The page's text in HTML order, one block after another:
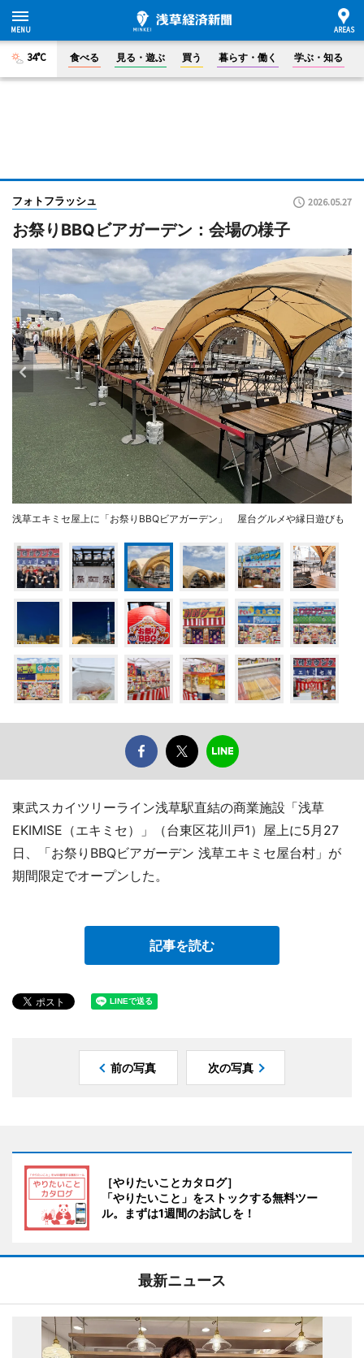
34°C 食べる 見る・遊ぶ 買う 暮らす・働く 学ぶ・知る
フォトフラッシュ 2026.05.27
お祭りBBQビアガーデン：会場の様子
浅草エキミセ屋上に「お祭りBBQビアガーデン」 屋台グルメや縁日遊びも
東武スカイツリーライン浅草駅直結の商業施設「浅草
EKIMISE（エキミセ）」（台東区花川戸1）屋上に5月27
日、「お祭りBBQビアガーデン 浅草エキミセ屋台村」が
期間限定でオープンした。
記事を読む
前の写真 次の写真
［やりたいことカタログ］
「やりたいこと」をストックする無料ツー
ル。まずは1週間のお試しを！
最新ニュース